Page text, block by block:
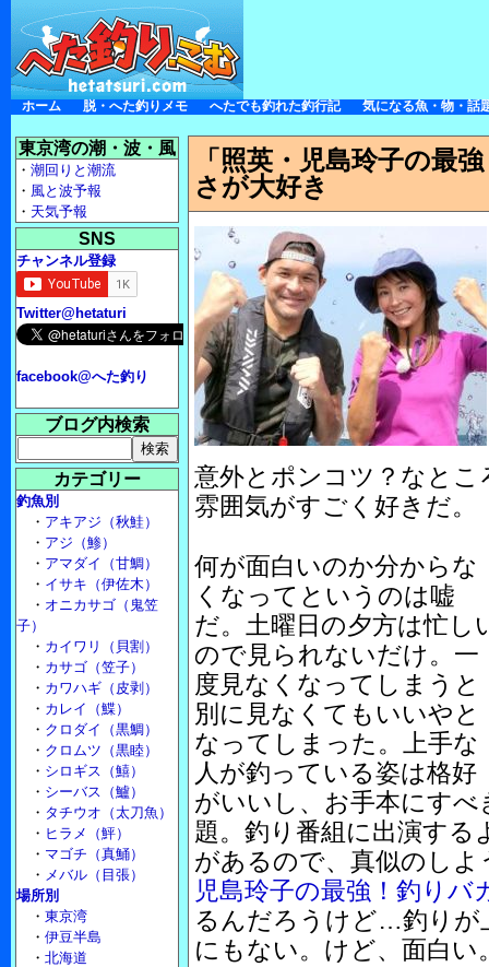
ホーム 脱・へた釣りメモ へたでも釣れた釣行記 気になる魚・物・話
「照英・児島玲子の最
さが大好き
意外とポンコツ？なと
雰囲気がすごく好きだ。
何が面白いのか分からな
くなってというのは嘘
だ。土曜日の夕方は忙し
ので見られないだけ。一
度見なくなってしまうと
別に見なくてもいいやと
なってしまった。上手な
人が釣っている姿は格好
がいいし、お手本にす
題。釣り番組に出演する
があるので、真似のし
児島玲子の最強！釣りバ
るんだろうけど…釣りが
にもない。けど、面白い
東京湾の潮・波・風
・ 潮回りと潮流
・ 風と波予報
・ 天気予報
SNS
チャンネル登録
Twitter@hetaturi
facebook@へた釣り
ブログ内検索
カテゴリー
釣魚別
・ アキアジ（秋鮭）
・ アジ（鯵）
・ アマダイ（甘鯛）
・ イサキ（伊佐木）
・ オニカサゴ（鬼笠
子）
・ カイワリ（貝割）
・ カサゴ（笠子）
・ カワハギ（皮剥）
・ カレイ（鰈）
・ クロダイ（黒鯛）
・ クロムツ（黒睦）
・ シロギス（鱚）
・ シーバス（鱸）
・ タチウオ（太刀魚）
・ ヒラメ（鮃）
・ マゴチ（真鯒）
・ メバル（目張）
場所別
・ 東京湾
・ 伊豆半島
・ 北海道